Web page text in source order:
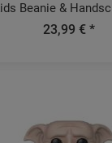
Beanie &
23,99 € *